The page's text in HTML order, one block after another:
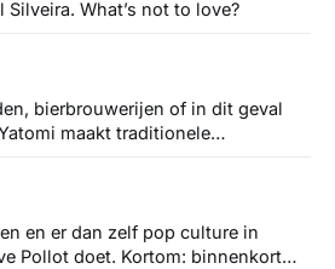
Silveira. What’s not to love?
bierbrouwerijen of in dit geval
maakt traditionele
soort van onlogisch iets op,
en er dan zelf pop culture in
Pollot doet. Kortom: binnenkort